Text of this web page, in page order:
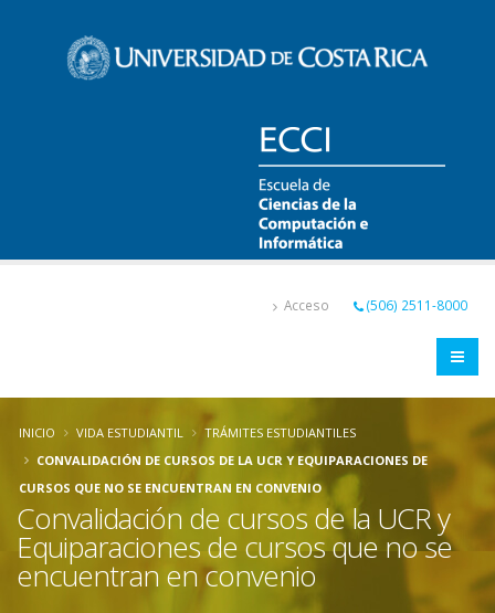
Acceso (506) 2511-8000
INICIO VIDA ESTUDIANTIL
TRÁMITES ESTUDIANTILES
CONVALIDACIÓN DE CURSOS DE LA UCR Y EQUIPARACIONES DE
CURSOS QUE NO SE ENCUENTRAN EN CONVENIO
Convalidación de cursos de la UCR y
Equiparaciones de cursos que no se
encuentran en convenio